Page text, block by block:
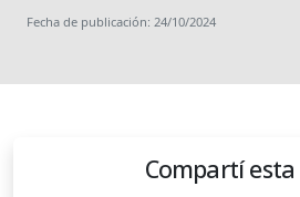
Fecha de publicación: 24/10/2024
Compartí